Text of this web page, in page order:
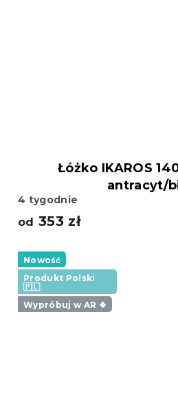
Łóżko IKAROS
antracyt/
4 tygodnie
od 353 zł
Nowość
Produkt Polski
🇵🇱
Wypróbuj w AR ❖